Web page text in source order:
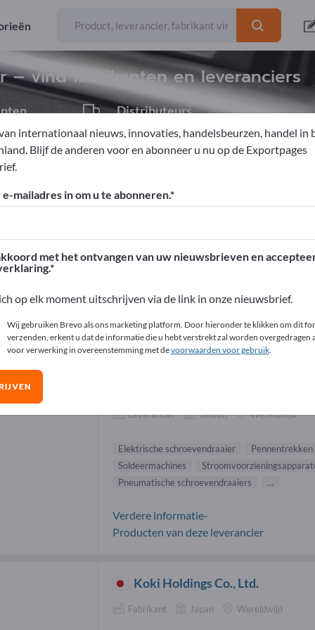
– vind fabrikanten en leveranciers
Distributeurs
1
Exporteurs
9
– Zakelijke contacten >> begin hier
op Exportpages.
>> publiceer hier
schroevendraaier
Leverancier Taiwan Wereldwijd
Elektrische schroevendraaier Pennentrekken
Soldeermachines
Pneumatische schroevendraaiers
...
Verdere informatie-
Producten van deze leverancier
Koki Holdings Co., Ltd.
Fabrikant Japan Wereldwijd
internationaal nieuws, innovaties, handelsbeurzen, handel in
Blijf de anderen voor en abonneer u nu op de Exportpages
mailadres in om u te abonneren.
met het ontvangen van uw nieuwsbrieven en
op elk moment uitschrijven via de link in onze nieuwsbrief.
Wij gebruiken Brevo als ons marketing platform. Door hieronder te klikken om dit
verzenden, erkent u dat de informatie die u hebt verstrekt zal worden overgedragen
voor verwerking in overeenstemming met devoorwaarden voor gebruik.